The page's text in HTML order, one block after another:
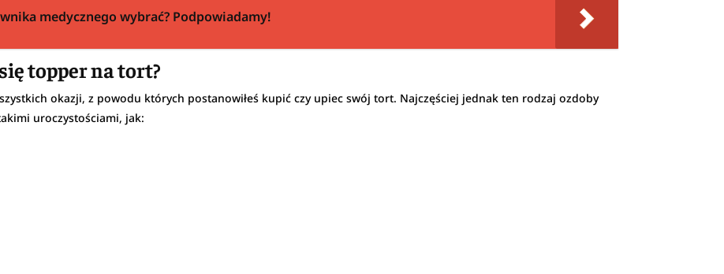
medycznego wybrać? Podpowiadamy!
topper na tort?
okazji, z powodu których postanowiłeś kupić czy upiec swój tort. Najczęściej jednak ten rodzaj ozdoby
uroczystościami, jak: